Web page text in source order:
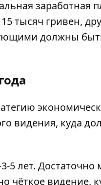
заработная
тысяч гривен,
должны
видения, куда
5 лет. Достаточно
чёткое видение,